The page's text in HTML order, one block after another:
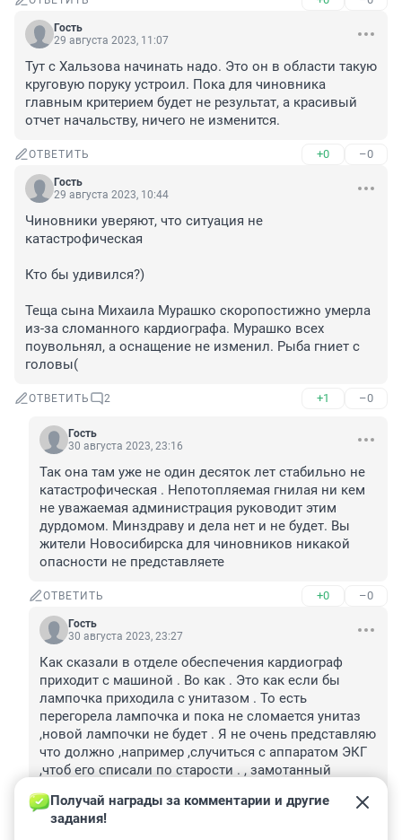
Гость
29 августа 2023, 11:07
Тут с Хальзова начинать надо. Это он в области такую
круговую поруку устроил. Пока для чиновника
главным критерием будет не результат, а красивый
отчет начальству, ничего не изменится.
ОТВЕТИТЬ +0 –0
Гость
29 августа 2023, 10:44
Чиновники уверяют, что ситуация не
катастрофическая
Кто бы удивился?)
Теща сына Михаила Мурашко скоропостижно умерла
из-за сломанного кардиографа. Мурашко всех
поувольнял, а оснащение не изменил. Рыба гниет с
головы(
ОТВЕТИТЬ 2 +1 –0
Гость
30 августа 2023, 23:16
Так она там уже не один десяток лет стабильно не
катастрофическая . Непотопляемая гнилая ни кем
не уважаемая администрация руководит этим
дурдомом. Минздраву и дела нет и не будет. Вы
жители Новосибирска для чиновников никакой
опасности не представляете
ОТВЕТИТЬ +0 –0
Гость
30 августа 2023, 23:27
Как сказали в отделе обеспечения кардиограф
приходит с машиной . Во как . Это как если бы
лампочка приходила с унитазом . То есть
перегорела лампочка и пока не сломается унитаз
,новой лампочки не будет . Я не очень представляю
что должно ,например ,случиться с аппаратом ЭКГ
,чтоб его списали по старости . , замотанный
продавленные кнопки , дохнущий аккумулятор на
ровном месте .
Получай награды за комментарии и другие
задания!